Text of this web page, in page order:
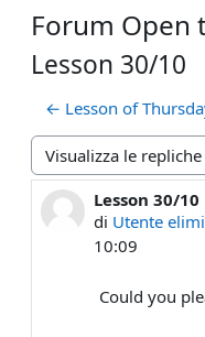
Forum Open
Lesson 30/10
← Lesson of
Modalità
Lesson 30/10
di Utente
10:09
Numero di
Could you